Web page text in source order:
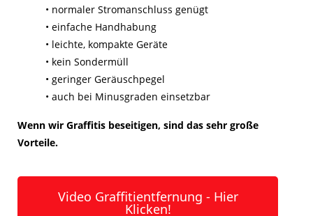
• normaler Stromanschluss genügt
• einfache Handhabung
• leichte, kompakte Geräte
• kein Sondermüll
• geringer Geräuschpegel
• auch bei Minusgraden einsetzbar
Wenn wir Graffitis beseitigen, sind das sehr große
Vorteile.
Video Graffitientfernung - Hier
Klicken!